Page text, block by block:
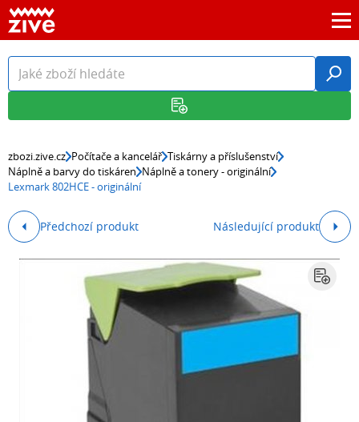
zbozi.zive.cz Počítače a kancelář Tiskárny a příslušenství
Náplně a barvy do tiskáren Náplně a tonery - originální
Lexmark 802HCE - originální
Předchozí produkt Následující produkt